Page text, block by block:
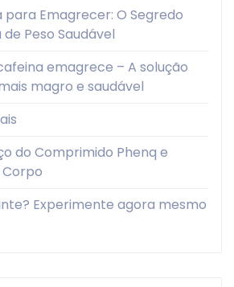
para Emagrecer: O Segredo
Peso Saudável
emagrece – A solução
magro e saudável
do Comprimido Phenq e
Experimente agora mesmo